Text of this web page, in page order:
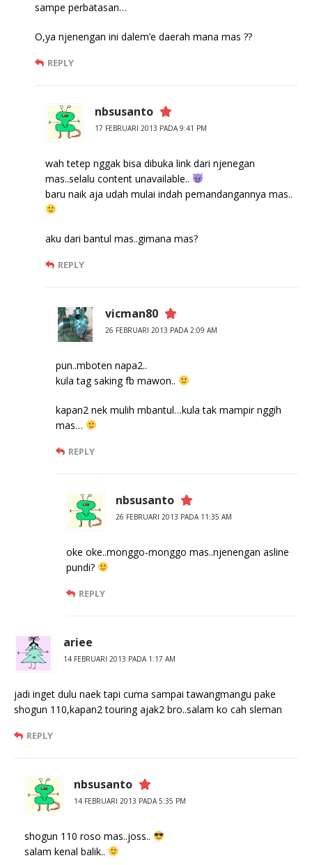
sampe perbatasan…
O,ya njenengan ini dalem’e daerah mana mas ??
REPLY
nbsusanto
17 FEBRUARI 2013 PADA 9:41 PM
wah tetep nggak bisa dibuka link dari njenegan
mas..selalu content unavailable..
baru naik aja udah mulai indah pemandangannya mas..
aku dari bantul mas..gimana mas?
REPLY
vicman80
26 FEBRUARI 2013 PADA 2:09 AM
pun..mboten napa2..
kula tag saking fb mawon..
kapan2 nek mulih mbantul…kula tak mampir nggih
mas…
REPLY
nbsusanto
26 FEBRUARI 2013 PADA 11:35 AM
oke oke..monggo-monggo mas..njenengan asline
pundi?
REPLY
ariee
14 FEBRUARI 2013 PADA 1:17 AM
jadi inget dulu naek tapi cuma sampai tawangmangu pake
shogun 110,kapan2 touring ajak2 bro..salam ko cah sleman
REPLY
nbsusanto
14 FEBRUARI 2013 PADA 5:35 PM
shogun 110 roso mas..joss..
salam kenal balik..